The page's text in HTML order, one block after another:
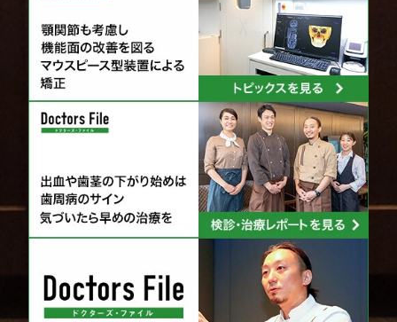
中央が盛り上がって植毛されているタイプです。
歯と歯茎の境目にフィットし、角が当たらず歯茎をマッ
サージすることが可能です。
自分の歯や歯茎の形状に合った形状を選ぶこと
で、効果的に歯垢や汚れを取り除くことができま
す。